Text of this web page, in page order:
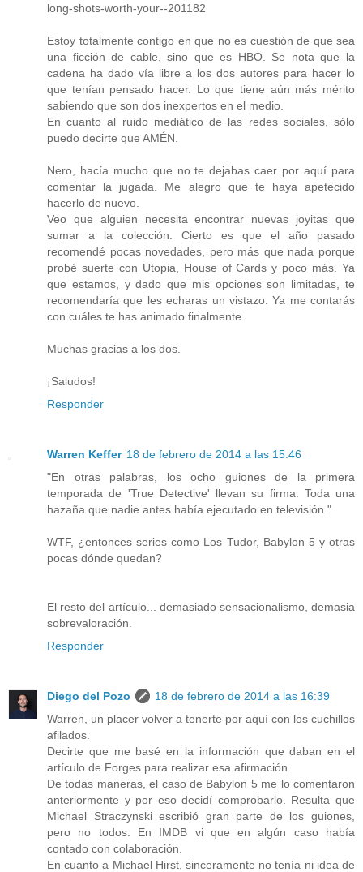
long-shots-worth-your--201182
Estoy totalmente contigo en que no es cuestión de que sea
una ficción de cable, sino que es HBO. Se nota que la
cadena ha dado vía libre a los dos autores para hacer lo
que tenían pensado hacer. Lo que tiene aún más mérito
sabiendo que son dos inexpertos en el medio.
En cuanto al ruido mediático de las redes sociales, sólo
puedo decirte que AMÉN.
Nero, hacía mucho que no te dejabas caer por aquí para
comentar la jugada. Me alegro que te haya apetecido
hacerlo de nuevo.
Veo que alguien necesita encontrar nuevas joyitas que
sumar a la colección. Cierto es que el año pasado
recomendé pocas novedades, pero más que nada porque
probé suerte con Utopia, House of Cards y poco más. Ya
que estamos, y dado que mis opciones son limitadas, te
recomendaría que les echaras un vistazo. Ya me contarás
con cuáles te has animado finalmente.
Muchas gracias a los dos.
¡Saludos!
Responder
Warren Keffer 18 de febrero de 2014 a las 15:46
"En otras palabras, los ocho guiones de la primera
temporada de 'True Detective' llevan su firma. Toda una
hazaña que nadie antes había ejecutado en televisión."
WTF, ¿entonces series como Los Tudor, Babylon 5 y otras
pocas dónde quedan?
El resto del artículo... demasiado sensacionalismo, demasia
sobrevaloración.
Responder
Diego del Pozo
18 de febrero de 2014 a las 16:39
Warren, un placer volver a tenerte por aquí con los cuchillos
afilados.
Decirte que me basé en la información que daban en el
artículo de Forges para realizar esa afirmación.
De todas maneras, el caso de Babylon 5 me lo comentaron
anteriormente y por eso decidí comprobarlo. Resulta que
Michael Straczynski escribió gran parte de los guiones,
pero no todos. En IMDB vi que en algún caso había
contado con colaboración.
En cuanto a Michael Hirst, sinceramente no tenía ni idea de